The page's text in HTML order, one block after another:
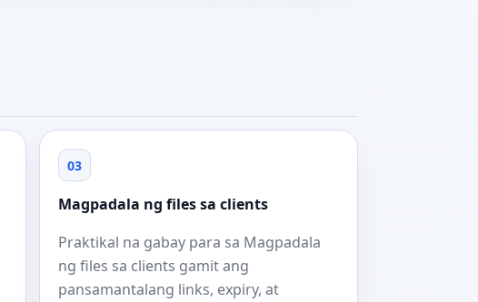
03
Magpadala ng files sa clients
Praktikal na gabay para sa Magpadala
ng files sa clients gamit ang
pansamantalang links, expiry, at